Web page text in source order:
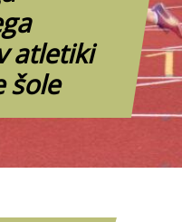
atletiki
šole